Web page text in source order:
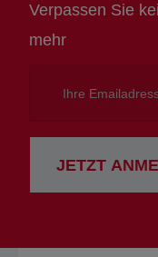
Verpassen Sie
mehr
Emailadresse
JETZT